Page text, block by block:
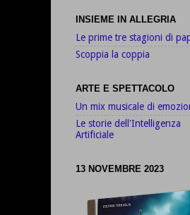
INSIEME IN ALLEGRIA
Le prime tre stagioni di
Scoppia la coppia
ARTE E SPETTACOLO
Un mix musicale di
Le storie dell'Intelligenza
Artificiale
13 NOVEMBRE 2023